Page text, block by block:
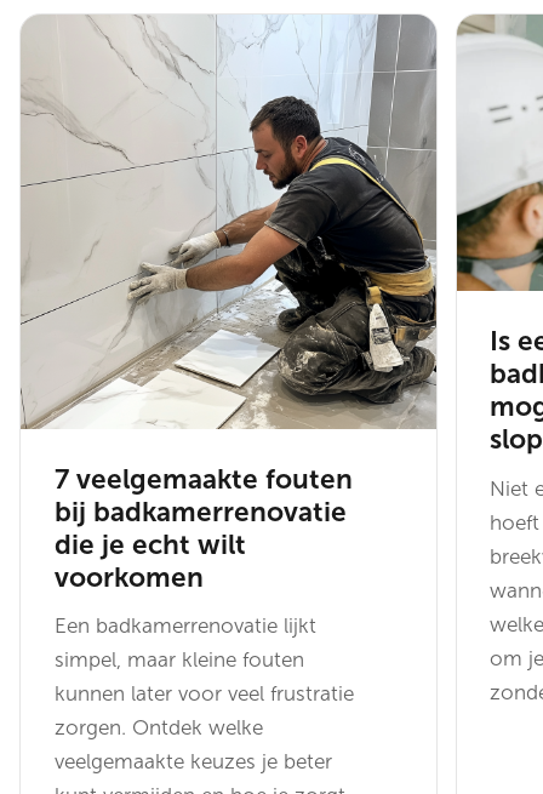
7 veelgemaakte fouten
bij badkamerrenovatie
die je echt wilt
voorkomen
Een badkamerrenovatie lijkt
simpel, maar kleine fouten
kunnen later voor veel frustratie
zorgen. Ontdek welke
veelgemaakte keuzes je beter
Is
Niet
om